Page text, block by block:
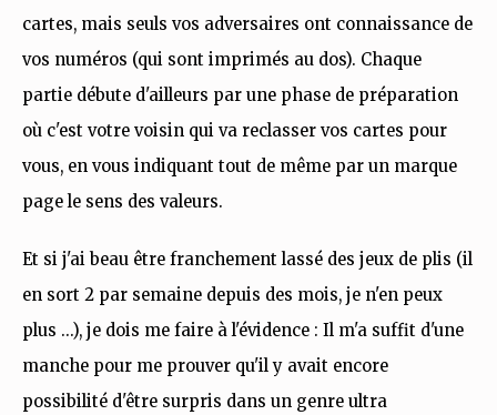
cartes, mais seuls vos adversaires ont connaissance de
vos numéros (qui sont imprimés au dos). Chaque
partie débute d'ailleurs par une phase de préparation
où c'est votre voisin qui va reclasser vos cartes pour
vous, en vous indiquant tout de même par un marque
page le sens des valeurs.
Et si j'ai beau être franchement lassé des jeux de plis (il
en sort 2 par semaine depuis des mois, je n'en peux
plus ...), je dois me faire à l'évidence : Il m'a suffit d'une
manche pour me prouver qu'il y avait encore
possibilité d'être surpris dans un genre ultra